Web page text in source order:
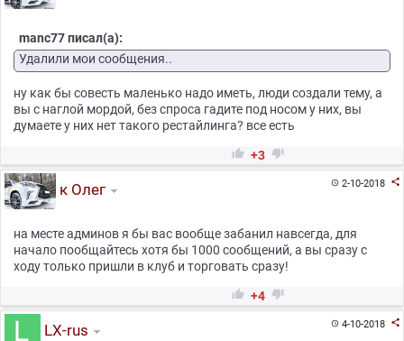
manc77 писал(а):
Удалили мои сообщения..
ну как бы совесть маленько надо иметь, люди создали тему, а
вы с наглой мордой, без спроса гадите под носом у них, вы
думаете у них нет такого рестайлинга? все есть
 +3 
2-10-2018 
к Олег
на месте админов я бы вас вообще забанил навсегда, для
начало пообщайтесь хотя бы 1000 сообщений, а вы сразу с
ходу только пришли в клуб и торговать сразу!
 +4 
4-10-2018 
LX-rus